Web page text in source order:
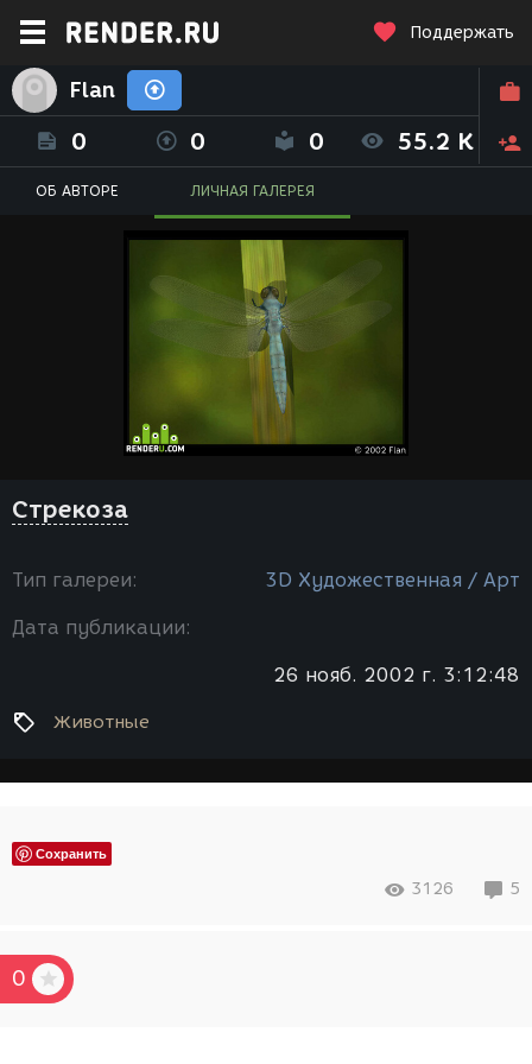
Поддержать
Flan
0 0 0 55.2 K
ОБ АВТОРЕ ЛИЧНАЯ ГАЛЕРЕЯ
Стрекоза
Тип галереи: 3D Художественная / Арт
Дата публикации:
26 нояб. 2002 г. 3:12:48
Животные
Сохранить
3126 5
0